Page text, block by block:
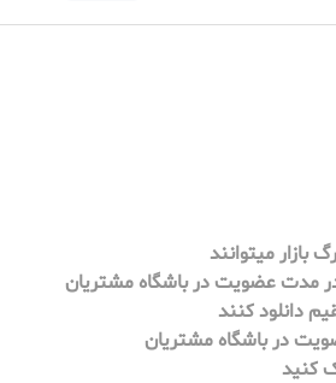
میتوانند
مدت عضویت در باشگاه مشتریان
دانلود کنند
در باشگاه مشتریان
کنید